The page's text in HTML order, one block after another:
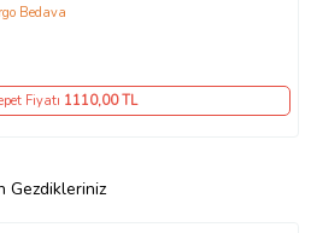
Bedava
Fiyatı 1110,00 TL
Gezdikleriniz